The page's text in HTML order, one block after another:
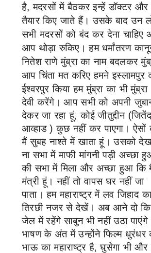
है,मदरसों में बैठकर इन्हें डॉक्टर और
तैयार किए जाते हैं। उसके बाद उन
सभी मदरसों को बंद कर देना चाहिए
आप थोड़ा रुकिए। हम धर्मांतरण
नितेश राणे मुंब्रा का नाम बदलकर
आप चिंता मत करिए हमने इस्लामपुर
ईश्वरपुर किया हम मुंब्रा का भी मुंब्रा
देवी करेंगे। आप सभी को अपनी
देकर जा रहा हूं,कोई जीतुद्दीन
आव्हाड ) कुछ नहीं कर पाएगा। ऐसों
मैं सुबह नाश्ते में खाता हूं। उसको
ना सभा में माफी मांगनी पड़ी अच्छा
की सभा में मिला और अच्छा हुआ कि
मंत्री हूं। नहीं तो वापस घर नहीं जा
पाता।हम महाराष्ट्र में लव
तिरछी नजर से देखें। अब आने दो
जेल में रहेंगे साबुन भी नहीं उठा
भाषण के अंत में उन्होंने फिल्म धुरंधर
भाऊ का महाराष्ट्र है,घुसेगा भी और